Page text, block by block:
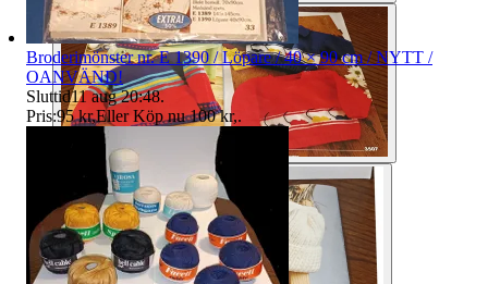
Broderimönster nr. E 1390 / Löpare / 40 × 90 cm / NYTT /
OANVÄND!
Sluttid11 aug 20:48.
Pris:95 kr,Eller Köp nu 100 kr,.